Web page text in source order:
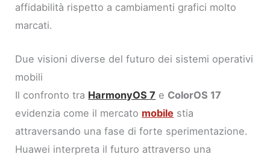
affidabilità rispetto a cambiamenti grafici molto
marcati.
Due visioni diverse del futuro dei sistemi operativi
mobili
Il confronto tra HarmonyOS 7 e ColorOS 17
evidenzia come il mercato mobile stia
attraversando una fase di forte sperimentazione.
Huawei interpreta il futuro attraverso una